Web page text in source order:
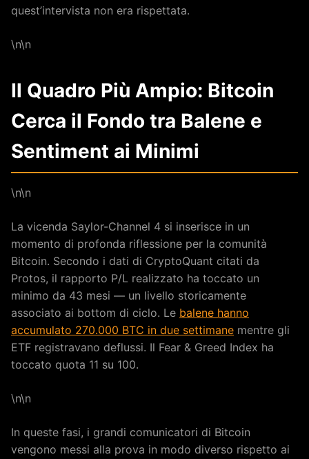
quest’intervista non era rispettata.
\n\n
Il Quadro Più Ampio: Bitcoin
Cerca il Fondo tra Balene e
Sentiment ai Minimi
\n\n
La vicenda Saylor-Channel 4 si inserisce in un
momento di profonda riflessione per la comunità
Bitcoin. Secondo i dati di CryptoQuant citati da
Protos, il rapporto P/L realizzato ha toccato un
minimo da 43 mesi — un livello storicamente
associato ai bottom di ciclo. Le balene hanno
accumulato 270.000 BTC in due settimane mentre gli
ETF registravano deflussi. Il Fear & Greed Index ha
toccato quota 11 su 100.
\n\n
In queste fasi, i grandi comunicatori di Bitcoin
vengono messi alla prova in modo diverso rispetto ai